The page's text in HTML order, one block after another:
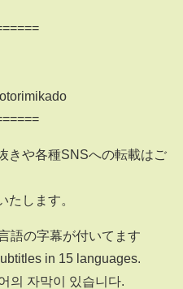
きや各種SNSへの転載はご
たします。
語の字幕が付いてます
in 15 languages.
의 자막이 있습니다.